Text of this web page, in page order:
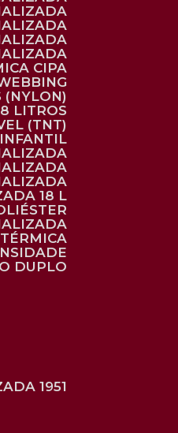
CIPA
(NYLON)
LITROS
(TNT)
INFANTIL
18 L
TÉRMICA
DUPLO
1951